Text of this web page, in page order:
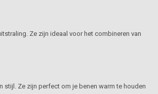
Ze zijn ideaal voor het combineren van
stijl. Ze zijn perfect om je benen warm te houden